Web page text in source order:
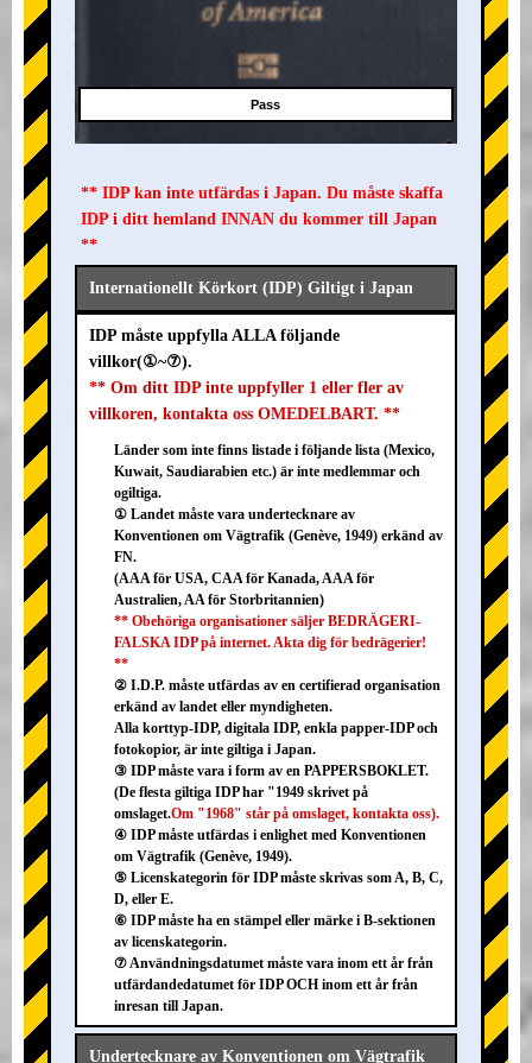
Pass
** IDP kan inte utfärdas i Japan. Du måste skaffa
IDP i ditt hemland INNAN du kommer till Japan
**
Internationellt Körkort (IDP) Giltigt i Japan
IDP måste uppfylla ALLA följande
villkor(①~⑦).
** Om ditt IDP inte uppfyller 1 eller fler av
villkoren, kontakta oss OMEDELBART. **
Länder som inte finns listade i följande lista (Mexico,
Kuwait, Saudiarabien etc.) är inte medlemmar och
ogiltiga.
① Landet måste vara undertecknare av
Konventionen om Vägtrafik (Genève, 1949) erkänd av
FN.
(AAA för USA, CAA för Kanada, AAA för
Australien, AA för Storbritannien)
** Obehöriga organisationer säljer BEDRÄGERI-
FALSKA IDP på internet. Akta dig för bedrägerier!
**
② I.D.P. måste utfärdas av en certifierad organisation
erkänd av landet eller myndigheten.
Alla korttyp-IDP, digitala IDP, enkla papper-IDP och
fotokopior, är inte giltiga i Japan.
③ IDP måste vara i form av en PAPPERSBOKLET.
(De flesta giltiga IDP har "1949 skrivet på
omslaget.Om "1968" står på omslaget, kontakta oss).
④ IDP måste utfärdas i enlighet med Konventionen
om Vägtrafik (Genève, 1949).
⑤ Licenskategorin för IDP måste skrivas som A, B, C,
D, eller E.
⑥ IDP måste ha en stämpel eller märke i B-sektionen
av licenskategorin.
⑦ Användningsdatumet måste vara inom ett år från
utfärdandedatumet för IDP OCH inom ett år från
inresan till Japan.
Undertecknare av Konventionen om Vägtrafik